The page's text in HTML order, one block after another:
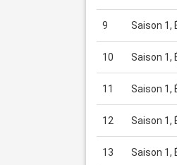
9 Saison 1,
10 Saison 1,
11 Saison 1,
12 Saison 1,
13 Saison 1,